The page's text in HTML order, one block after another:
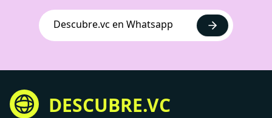
Descubre.vc en Whatsapp
DESCUBRE.VC